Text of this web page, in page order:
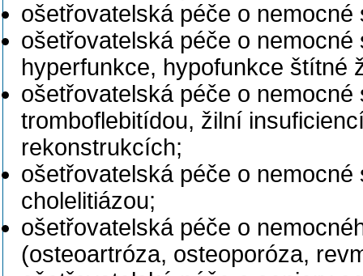
ošetřovatelská péče o
ošetřovatelská péče o
hyperfunkce, hypofunkce štítné
ošetřovatelská péče o
tromboflebitídou, žilní
rekonstrukcích;
ošetřovatelská péče o
cholelitiázou;
ošetřovatelská péče o
(osteoartróza, osteoporóza,